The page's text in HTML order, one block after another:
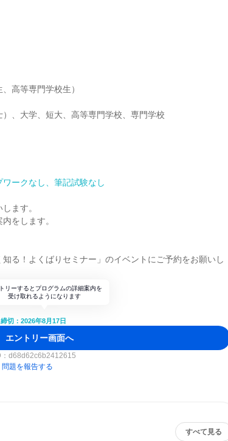
高等専門学校生）
、大学、短大、高等専門学校、専門学校
ークなし、筆記試験なし
ます。
をします。
る！よくばりセミナー」のイベントにご予約をお願いし
リーするとプログラムの詳細案内を
受け取れるようになります
締切：2026年8月17日
エントリー画面へ
d68d62c6b2412615
問題を報告する
すべて見る